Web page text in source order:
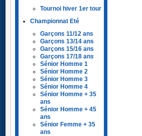
Tournoi hiver 1er tour
Championnat Eté
Garçons 11/12 ans
Garçons 13/14 ans
Garçons 15/16 ans
Garçons 17/18 ans
Sénior Homme 1
Sénior Homme 2
Sénior Homme 3
Sénior Homme 4
Sénior Homme + 35
ans
Sénior Homme + 45
ans
Sénior Femme + 35
ans